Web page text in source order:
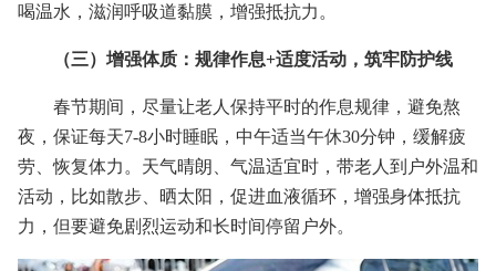
喝温水，滋润呼吸道黏膜，增强抵抗力。
（三）增强体质：规律作息+适度活动，筑牢防护线
春节期间，尽量让老人保持平时的作息规律，避免熬
夜，保证每天7-8小时睡眠，中午适当午休30分钟，缓解疲
劳、恢复体力。天气晴朗、气温适宜时，带老人到户外温和
活动，比如散步、晒太阳，促进血液循环，增强身体抵抗
力，但要避免剧烈运动和长时间停留户外。